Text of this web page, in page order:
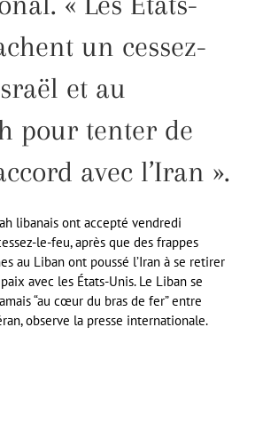
un cessez-
et au
pour tenter de
avec l’Iran ».
libanais ont accepté vendredi
le-feu, après que des frappes
au Liban ont poussé l’Iran à se retirer
avec les États-Unis. Le Liban se
“au cœur du bras de fer” entre
observe la presse internationale.